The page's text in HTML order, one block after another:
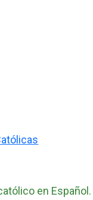
en Español.